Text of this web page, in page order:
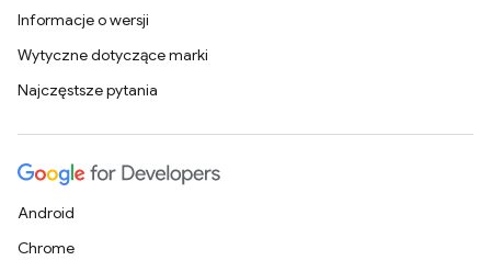
Informacje o wersji
Wytyczne dotyczące marki
Najczęstsze pytania
Android
Chrome